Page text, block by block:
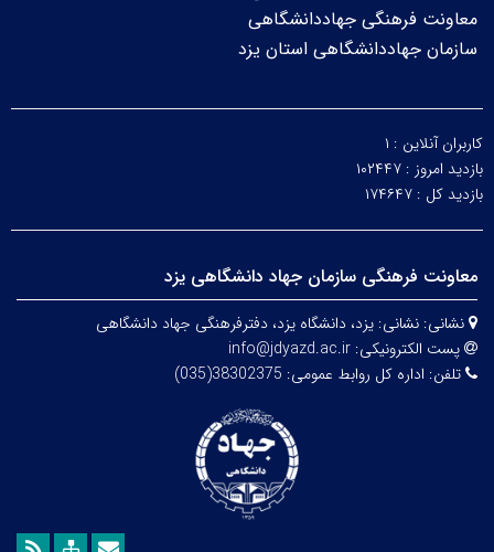
معاونت فرهنگی جهاددانشگاهی
سازمان جهاددانشگاهی استان یزد
کاربران آنلاین : ۱
بازدید امروز : ۱۰۲۴۴۷
بازدید کل : ۱۷۴۶۴۷
معاونت فرهنگی سازمان جهاد دانشگاهی یزد
نشانی: نشانی: یزد، دانشگاه یزد، دفترفرهنگی جهاد دانشگاهی
پست الکترونیکی: info@jdyazd.ac.ir
تلفن: اداره کل روابط عمومی: 38302375(035)